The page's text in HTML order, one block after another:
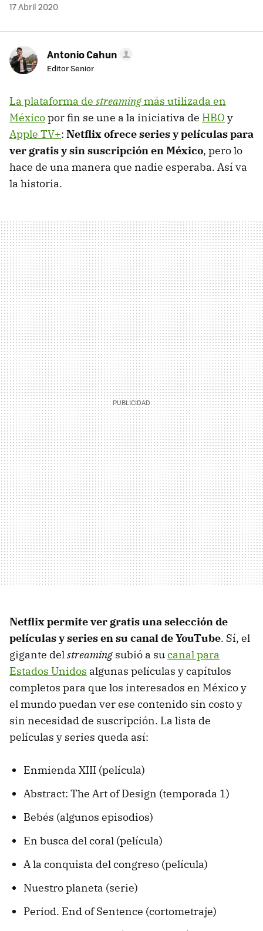
17 Abril 2020
Antonio Cahun
Editor Senior
La plataforma de streamingmás utilizada en
Méxicopor fin se une a la iniciativa de HBO y
Apple TV+: Netflix ofrece series y películas para
ver gratis y sin suscripción en México, pero lo
hace de una manera que nadie esperaba. Así va
la historia.
Netflix permite ver gratis una selección de
películas y series en su canal de YouTube. Sí, el
gigante delstreaming subió a sucanal para
Estados Unidos algunas películas y capítulos
completos para que los interesados en México y
el mundo puedan ver ese contenido sin costo y
sin necesidad de suscripción. La lista de
películas y series queda así:
Enmienda XIII (película)
Abstract: The Art of Design (temporada 1)
Bebés (algunos episodios)
En busca del coral (película)
A la conquista del congreso (película)
Nuestro planeta (serie)
Period. End of Sentence (cortometraje)